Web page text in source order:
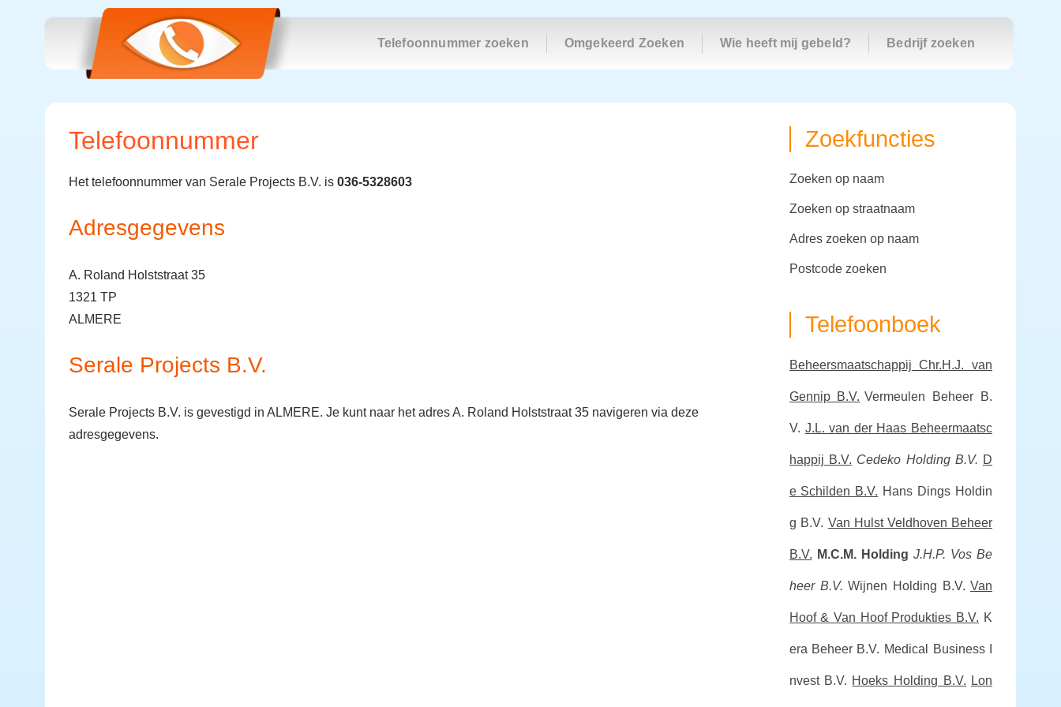
Telefoonnummer zoeken Omgekeerd Zoeken Wie heeft mij gebeld? Bedrijf zoeken
Telefoonnummer
Het telefoonnummer van Serale Projects B.V. is 036-5328603
Adresgegevens
A. Roland Holststraat 35
1321 TP
ALMERE
Serale Projects B.V.
Serale Projects B.V. is gevestigd in ALMERE. Je kunt naar het adres A. Roland Holststraat 35 navigeren via deze
adresgegevens.
Zoekfuncties
zoeken op naam
zoeken op straatnaam
adres zoeken op naam
postcode zoeken
Telefoonboek
Beheersmaatschappij Chr.H.J. van
Gennip B.V. Vermeulen Beheer B.
V. J.L. van der Haas Beheermaatsc
happij B.V. Cedeko Holding B.V. D
e Schilden B.V. Hans Dings Holdin
g B.V. Van Hulst Veldhoven Beheer
B.V. M.C.M. Holding J.H.P. Vos Be
heer B.V. Wijnen Holding B.V. Van
Hoof & Van Hoof Produkties B.V. K
era Beheer B.V. Medical Business I
nvest B.V. Hoeks Holding B.V. Lon